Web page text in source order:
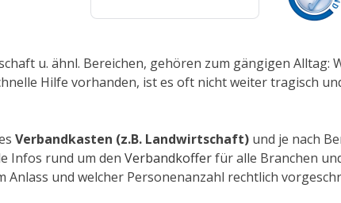
u. ähnl. Bereichen, gehören zum gängigen Alltag:
Hilfe vorhanden, ist es oft nicht weiter tragisch
Verbandkasten (z.B. Landwirtschaft) und je nach
Infos rund um den Verbandkofferfür alle Branchen
Anlass und welcher Personenanzahl rechtlich